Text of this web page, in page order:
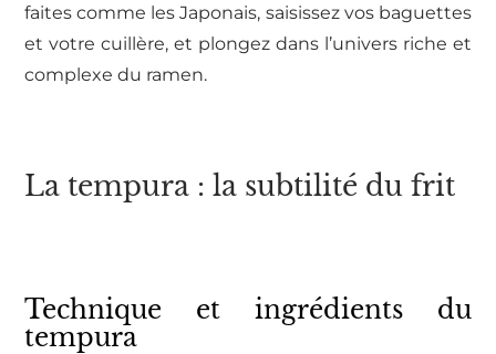
faites comme les Japonais, saisissez vos baguettes
et votre cuillère, et plongez dans l’univers riche et
complexe du ramen.
La tempura : la subtilité du frit
Technique et ingrédients du
tempura